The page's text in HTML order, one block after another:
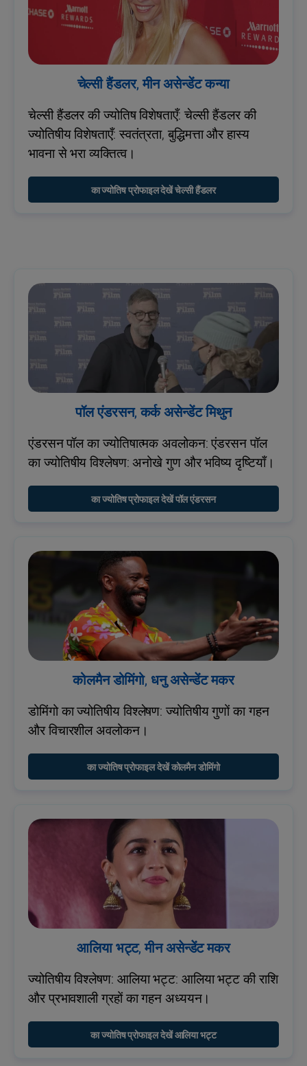
चेल्सी हैंडलर, मीन असेन्डेंट कन्या
चेल्सी हैंडलर की ज्योतिष विशेषताएँ: चेल्सी हैंडलर की
ज्योतिषीय विशेषताएँ: स्वतंत्रता, बुद्धिमत्ता और हास्य
भावना से भरा व्यक्तित्व।
का ज्योतिष प्रोफाइल देखें चेल्सी हैंडलर
पॉल एंडरसन, कर्क असेन्डेंट मिथुन
एंडरसन पॉल का ज्योतिषात्मक अवलोकन: एंडरसन पॉल
का ज्योतिषीय विश्लेषण: अनोखे गुण और भविष्य दृष्टियाँ।
का ज्योतिष प्रोफाइल देखें पॉल एंडरसन
कोलमैन डोमिंगो, धनु असेन्डेंट मकर
डोमिंगो का ज्योतिषीय विश्लेषण: ज्योतिषीय गुणों का गहन
और विचारशील अवलोकन।
का ज्योतिष प्रोफाइल देखें कोलमैन डोमिंगो
आलिया भट्ट, मीन असेन्डेंट मकर
ज्योतिषीय विश्लेषण: आलिया भट्ट: आलिया भट्ट की राशि
और प्रभावशाली ग्रहों का गहन अध्ययन।
का ज्योतिष प्रोफाइल देखें आलिया भट्ट